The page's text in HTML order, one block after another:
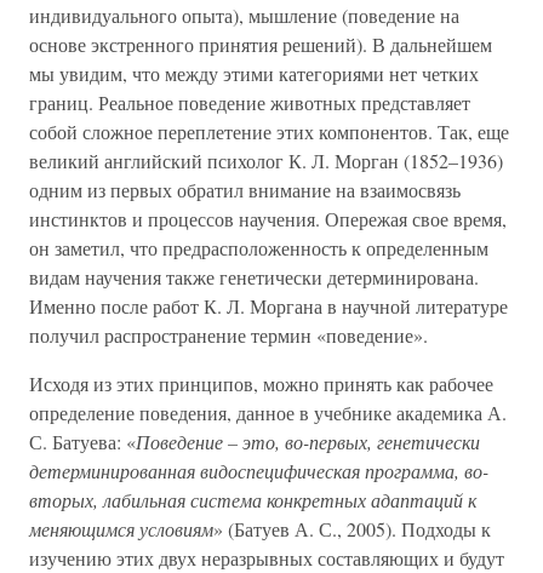
индивидуального опыта), мышление (поведение на
основе экстренного принятия решений). В дальнейшем
мы увидим, что между этими категориями нет четких
границ. Реальное поведение животных представляет
собой сложное переплетение этих компонентов. Так, еще
великий английский психолог К. Л. Морган (1852–1936)
одним из первых обратил внимание на взаимосвязь
инстинктов и процессов научения. Опережая свое время,
он заметил, что предрасположенность к определенным
видам научения также генетически детерминирована.
Именно после работ К. Л. Моргана в научной литературе
получил распространение термин «поведение».
Исходя из этих принципов, можно принять как рабочее
определение поведения, данное в учебнике академика А.
С. Батуева: «Поведение – это, во-первых, генетически
детерминированная видоспецифическая программа, во-
вторых, лабильная система конкретных адаптаций к
меняющимся условиям» (Батуев А. С., 2005). Подходы к
изучению этих двух неразрывных составляющих и будут